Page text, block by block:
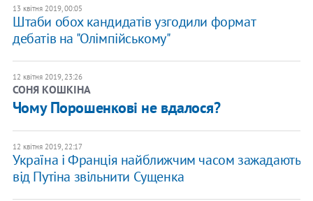
13 квітня 2019, 00:05
Штаби обох кандидатів узгодили формат
дебатів на "Олімпійському"
12 квітня 2019, 23:26
СОНЯ КОШКІНА
Чому Порошенкові не вдалося?
12 квітня 2019, 22:17
Україна і Франція найближчим часом зажадають
від Путіна звільнити Сущенка